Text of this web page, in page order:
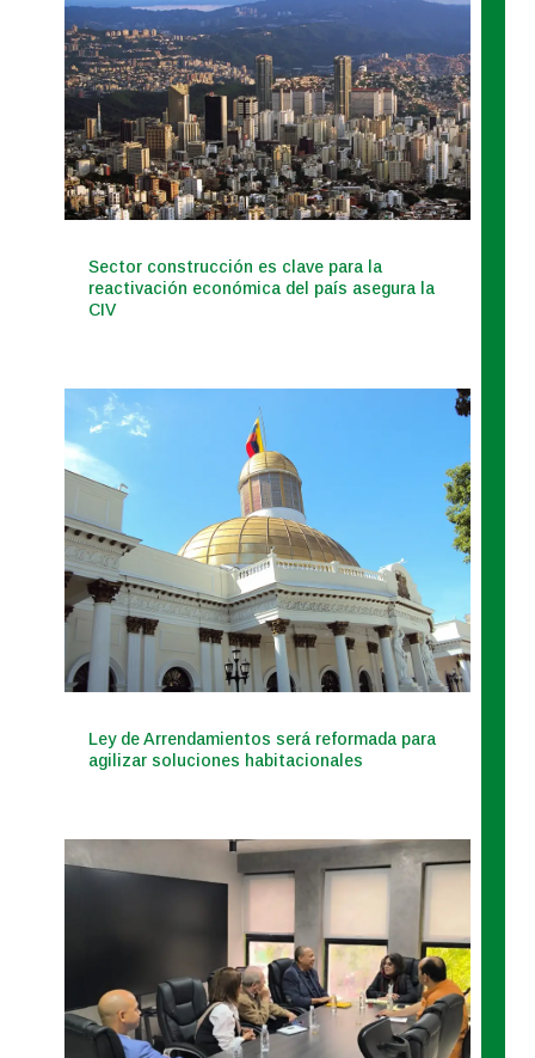
Sector construcción es clave para la
reactivación económica del país asegura la
CIV
Ley de Arrendamientos será reformada para
agilizar soluciones habitacionales